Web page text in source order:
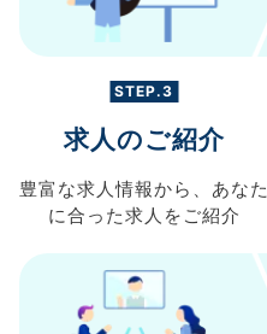
STEP.3
求人のご紹介
豊富な求人情報から、 あなた
に合った求人を ご紹介